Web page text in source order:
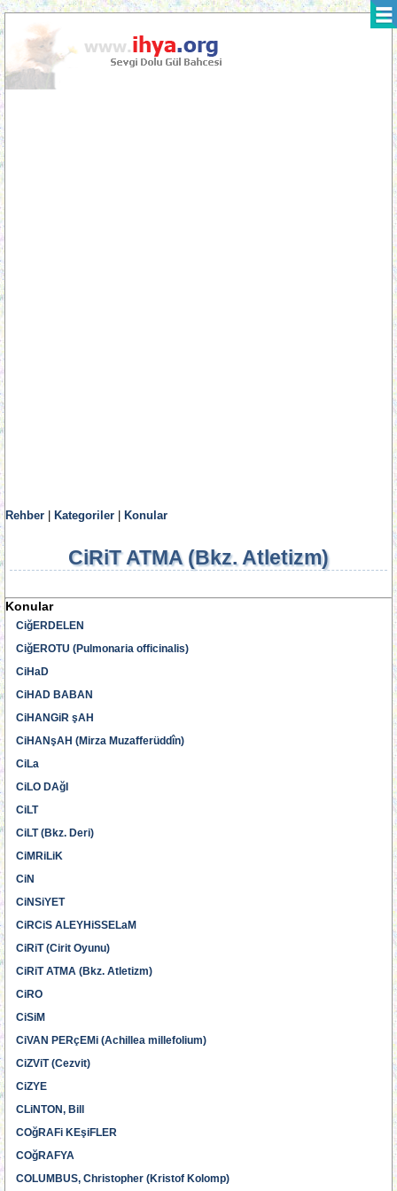
Rehber Kategoriler Konular
CiRiT ATMA (Bkz. Atletizm)
Konular
CiğERDELEN
CiğEROTU (Pulmonaria officinalis)
CiHaD
CiHAD BABAN
CiHANGiR şAH
CiHANşAH (Mirza Muzafferüddîn)
CiLa
CiLO DAğI
CiLT
CiLT (Bkz. Deri)
CiMRiLiK
CiN
CiNSiYET
CiRCiS ALEYHiSSELaM
CiRiT (Cirit Oyunu)
CiRiT ATMA (Bkz. Atletizm)
CiRO
CiSiM
CiVAN PERçEMi (Achillea millefolium)
CiZViT (Cezvit)
CiZYE
CLiNTON, Bill
COğRAFi KEşiFLER
COğRAFYA
COLUMBUS, Christopher (Kristof Kolomp)